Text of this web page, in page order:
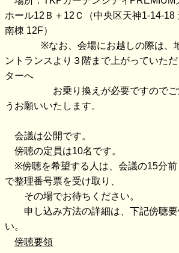
ホール12Ｂ＋12Ｃ（中央区天神1-14-18
南棟 12F）
※なお、会場にお越しの際は、地
ントランスより３階まで上がっていた
ターへ
お乗り換えが必要ですのでご注
うお願いいたします。
会議は公開です。
傍聴の定員は10名です。
※傍聴を希望する人は、会議の15分前
で整理番号票を受け取り、
その場でお待ちください。
申し込み方法の詳細は、下記傍聴要
い。
傍聴要領